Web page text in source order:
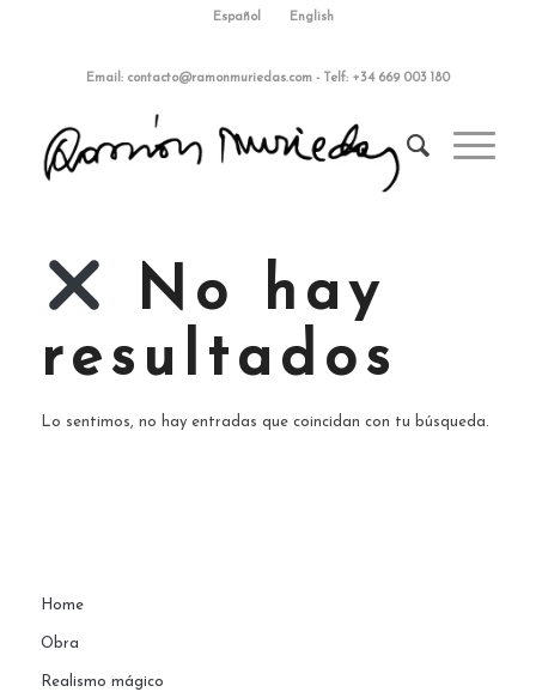
Español English
Email: contacto@ramonmuriedas.com- Telf: +34 669 003 180
No hay
resultados
Lo sentimos, no hay entradas que coincidan con tu búsqueda.
Home
Obra
Realismo mágico